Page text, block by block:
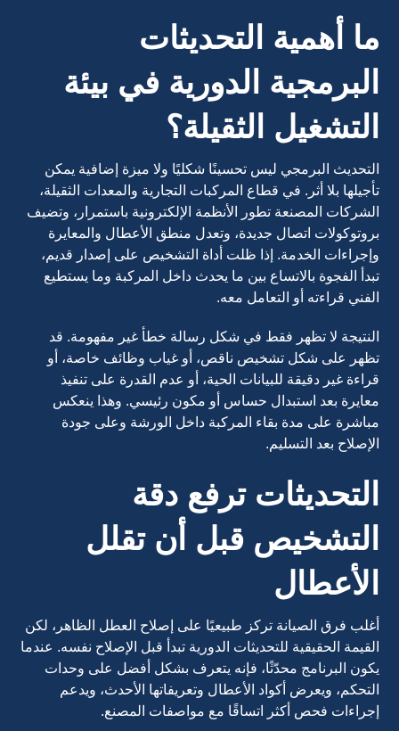
ما أهمية التحديثات
البرمجية الدورية في بيئة
التشغيل الثقيلة؟
التحديث البرمجي ليس تحسينًا شكليًا ولا ميزة إضافية يمكن
تأجيلها بلا أثر. في قطاع المركبات التجارية والمعدات الثقيلة،
الشركات المصنعة تطور الأنظمة الإلكترونية باستمرار، وتضيف
بروتوكولات اتصال جديدة، وتعدل منطق الأعطال والمعايرة
وإجراءات الخدمة. إذا ظلت أداة التشخيص على إصدار قديم،
تبدأ الفجوة بالاتساع بين ما يحدث داخل المركبة وما يستطيع
الفني قراءته أو التعامل معه.
النتيجة لا تظهر فقط في شكل رسالة خطأ غير مفهومة. قد
تظهر على شكل تشخيص ناقص، أو غياب وظائف خاصة، أو
قراءة غير دقيقة للبيانات الحية، أو عدم القدرة على تنفيذ
معايرة بعد استبدال حساس أو مكون رئيسي. وهذا ينعكس
مباشرة على مدة بقاء المركبة داخل الورشة وعلى جودة
الإصلاح بعد التسليم.
التحديثات ترفع دقة
التشخيص قبل أن تقلل
الأعطال
أغلب فرق الصيانة تركز طبيعيًا على إصلاح العطل الظاهر، لكن
القيمة الحقيقية للتحديثات الدورية تبدأ قبل الإصلاح نفسه. عندما
يكون البرنامج محدّثًا، فإنه يتعرف بشكل أفضل على وحدات
التحكم، ويعرض أكواد الأعطال وتعريفاتها الأحدث، ويدعم
إجراءات فحص أكثر اتساقًا مع مواصفات المصنع.